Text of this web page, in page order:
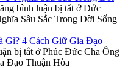
bình luận bị tắt ở Đức
Sâu Sắc Trong Đời Sống
Gì? 4 Cách Giữ Gia Đạo
bị tắt ở Phúc Đức Cha Ông
Đạo Thuận Hòa